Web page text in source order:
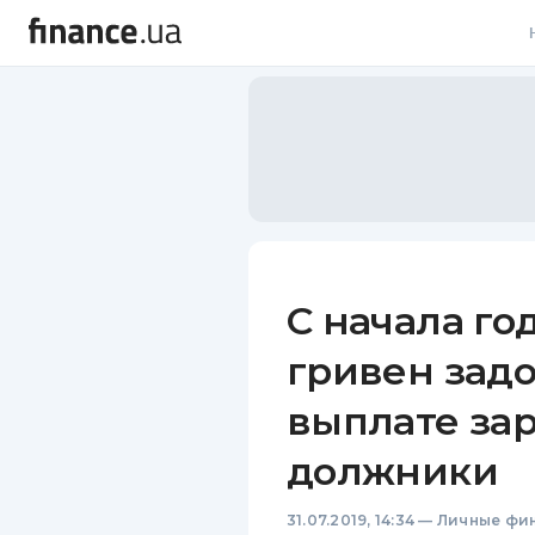
С начала
гривен
выплате
должники
31.07.2019, 14:34 — Личные